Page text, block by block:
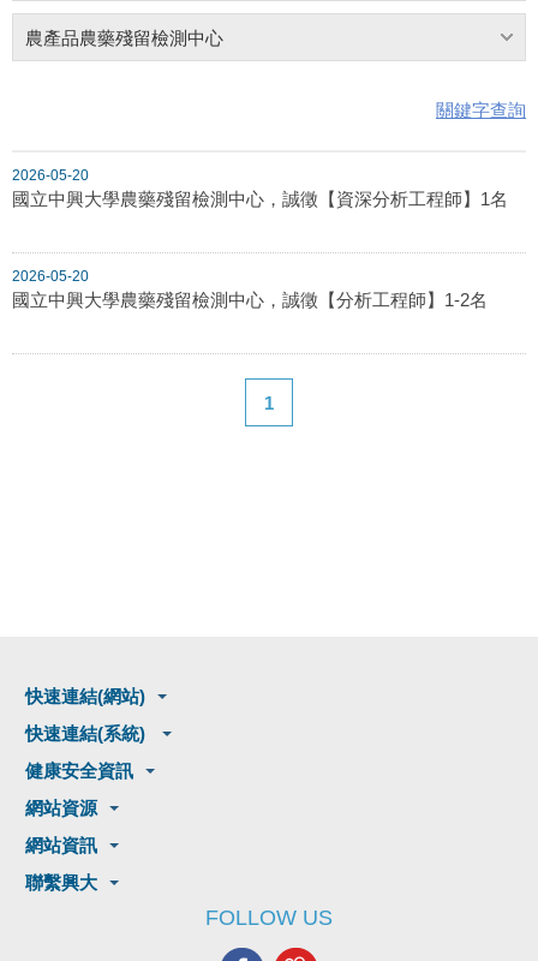
農產品農藥殘留檢測中心
關鍵字查詢
2026-05-20
國立中興大學農藥殘留檢測中心，誠徵【資深分析工程師】1名
2026-05-20
國立中興大學農藥殘留檢測中心，誠徵【分析工程師】1-2名
1
快速連結(網站)
快速連結(系統)
健康安全資訊
網站資源
網站資訊
聯繫興大
FOLLOW US